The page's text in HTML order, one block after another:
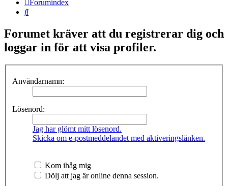
Forumindex
Sök
Forumet kräver att du registrerar dig och
loggar in för att visa profiler.
Användarnamn:
Lösenord:
Jag har glömt mitt lösenord.
Skicka om e-postmeddelandet med aktiveringslänken.
Kom ihåg mig
Dölj att jag är online denna session.